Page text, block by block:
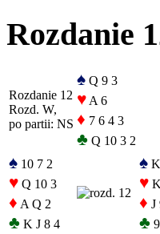
Rozdanie
Rozdanie 12
Rozd. W,
po partii: NS
♠ Q 9 3
♥ A 6
♦ 7 6 4 3
♣ Q 10 3 2
♠ 10 7 2
♥ Q 10 3
♦ A Q 2
♣ K J 8 4
♠
♥
♦ J
♣